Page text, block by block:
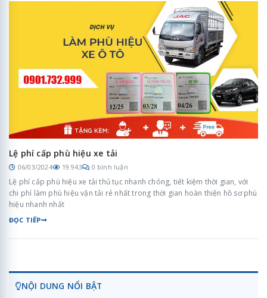
Lệ phí cấp phù hiệu xe tải
06/03/2024 19.943 0 bình luận
Lệ phí cấp phù hiệu xe tải thủ tục nhanh chóng, tiết kiệm thời gian, với
chi phí làm phù hiệu vận tải rẻ nhất trong thời gian hoàn thiện hồ sơ phù
hiệu nhanh nhất
ĐỌC TIẾP
NỘI DUNG NỔI BẬT